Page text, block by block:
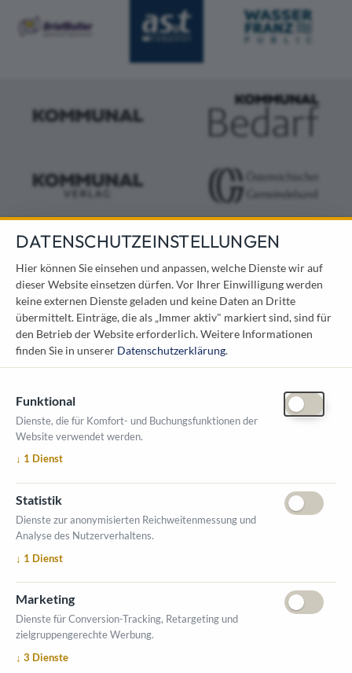
KONTAKT
Österreichischer Kommunal-Verlag GmbH
Löwelstraße 6 / 2. Stock
1010 Wien
messe@kommunal.at
ÖFFNUNGSZEITEN MESSE
2. Oktober 2026, 9-16 Uhr
VERANSTALTUNGSORT
Salzburger Messe
Messezentrum 1
5020 Salzburg
Ausstellerverzeichnis
DATENSCHUTZEINSTELLUNGEN
Hier können Sie einsehen und anpassen, welche Dienste wir auf
dieser Website einsetzen dürfen. Vor Ihrer Einwilligung werden
keine externen Dienste geladen und keine Daten an Dritte
übermittelt. Einträge, die als „Immer aktiv" markiert sind, sind für
den Betrieb der Website erforderlich.Weitere Informationen
finden Sie in unserer Datenschutzerklärung.
Funktional
Dienste, die für Komfort- und Buchungsfunktionen der
Website verwendet werden.
↓ 1 Dienst
Statistik
Dienste zur anonymisierten Reichweitenmessung und
Analyse des Nutzerverhaltens.
↓ 1 Dienst
Marketing
Dienste für Conversion-Tracking, Retargeting und
zielgruppengerechte Werbung.
↓ 3 Dienste